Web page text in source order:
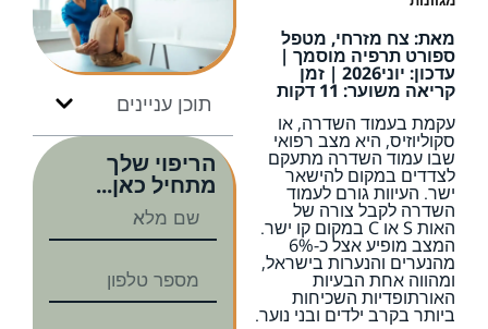
מאת: צח מזרחי, מטפל
ספורט תרפיה מוסמך |
עדכון: יוני2026 | זמן
קריאה משוער: 11 דקות
עקמת בעמוד השדרה, או
סקוליוזיס, היא מצב רפואי
שבו עמוד השדרה מתעקם
לצדדים במקום להישאר
ישר. העיוות גורם לעמוד
השדרה לקבל צורה של
האות S או C במקום קו ישר.
המצב מופיע אצל כ-6%
מהנערים והנערות בישראל,
ומהווה אחת הבעיות
האורתופדיות השכיחות
ביותר בקרב ילדים ובני נוער.
תוכן עניינים
הריפוי שלך
מתחיל כאן...